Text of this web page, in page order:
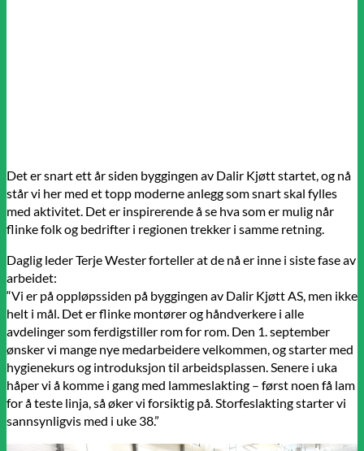
Det er snart ett år siden byggingen av Dalir Kjøtt startet, og nå
står vi her med et topp moderne anlegg som snart skal fylles
med aktivitet. Det er inspirerende å se hva som er mulig når
flinke folk og bedrifter i regionen trekker i samme retning.
Daglig leder Terje Wester forteller at de nå er inne i siste fase av
arbeidet:
“Vi er på oppløpssiden på byggingen av Dalir Kjøtt AS, men ikke
helt i mål. Det er flinke montører og håndverkere i alle
avdelinger som ferdigstiller rom for rom. Den 1. september
ønsker vi mange nye medarbeidere velkommen, og starter med
hygienekurs og introduksjon til arbeidsplassen. Senere i uka
håper vi å komme i gang med lammeslakting – først noen få lam
for å teste linja, så øker vi forsiktig på. Storfeslakting starter vi
sannsynligvis med i uke 38.”